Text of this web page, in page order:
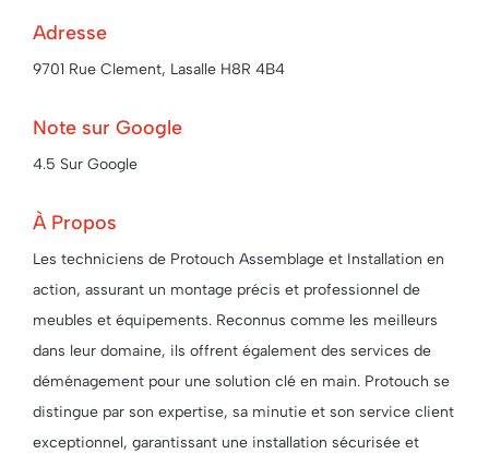
Adresse
9701 Rue Clement, Lasalle H8R 4B4
Note sur Google
4.5 Sur Google
À Propos
Les techniciens de Protouch Assemblage et Installation en
action, assurant un montage précis et professionnel de
meubles et équipements. Reconnus comme les meilleurs
dans leur domaine, ils offrent également des services de
déménagement pour une solution clé en main. Protouch se
distingue par son expertise, sa minutie et son service client
exceptionnel, garantissant une installation sécurisée et